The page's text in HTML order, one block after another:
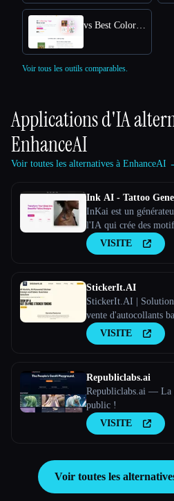
vs Best Coloring Pages AI
Voir tous les outils comparables.
Applications d'IA
EnhanceAI
Voir toutes les alternatives à EnhanceAI
Ink AI - Tattoo
InKai est un
l'IA qui crée des
en fonction des
VISITE
StickerIt.AI
StickerIt.AI |
vente d'autocollants
VISITE
Republiclabs.ai
Republiclabs.ai — La
public !
VISITE
Voir toutes les